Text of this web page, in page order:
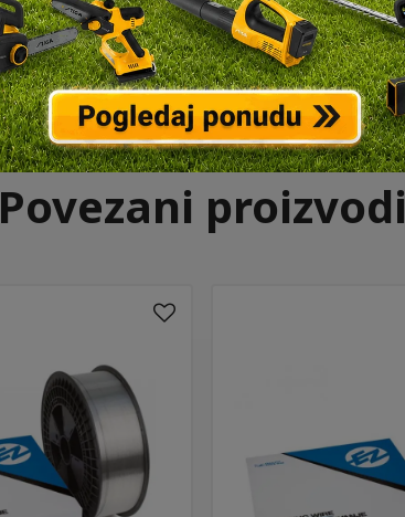
Povezani proizvodi